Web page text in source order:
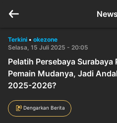
Terkini • okezone
Selasa, 15 Juli 2025 - 20:05
Pelatih Persebaya
Pemain Mudanya, Jadi
2025-2026?
Dengarkan Berita